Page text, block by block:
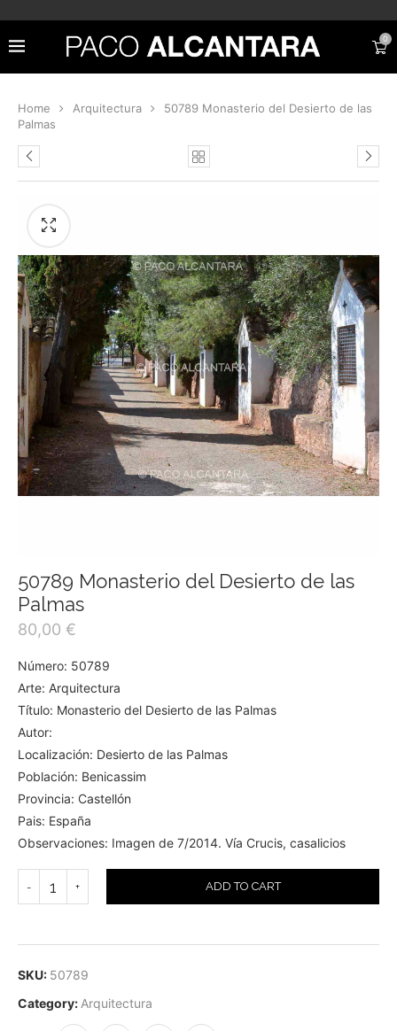
0
Home Arquitectura
50789 Monasterio del Desierto de las
Palmas
50789 Monasterio del Desierto de las
Palmas
80,00 €
Número: 50789
Arte: Arquitectura
Título: Monasterio del Desierto de las Palmas
Autor:
Localización: Desierto de las Palmas
Población: Benicassim
Provincia: Castellón
Pais: España
Observaciones: Imagen de 7/2014. Vía Crucis, casalicios
ADD TO CART
SKU: 50789
Category: Arquitectura